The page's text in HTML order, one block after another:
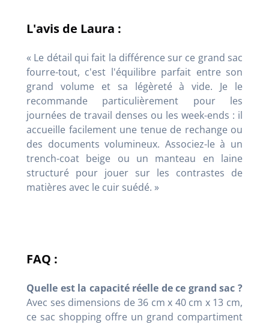
L'avis de Laura :
« Le détail qui fait la différence sur ce grand sac
fourre-tout, c'est l'équilibre parfait entre son
grand volume et sa légèreté à vide. Je le
recommande particulièrement pour les
journées de travail denses ou les week-ends : il
accueille facilement une tenue de rechange ou
des documents volumineux. Associez-le à un
trench-coat beige ou un manteau en laine
structuré pour jouer sur les contrastes de
matières avec le cuir suédé. »
FAQ :
Quelle est la capacité réelle de ce grand sac ?
Avec ses dimensions de 36 cm x 40 cm x 13 cm,
ce sac shopping offre un grand compartiment